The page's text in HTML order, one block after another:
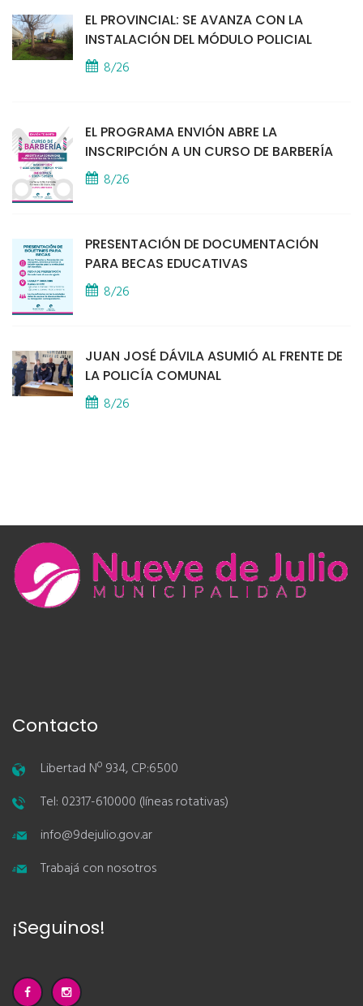
EL PROVINCIAL: SE AVANZA CON LA
INSTALACIÓN DEL MÓDULO POLICIAL
8/26
EL PROGRAMA ENVIÓN ABRE LA
INSCRIPCIÓN A UN CURSO DE BARBERÍA
8/26
PRESENTACIÓN DE DOCUMENTACIÓN
PARA BECAS EDUCATIVAS
8/26
JUAN JOSÉ DÁVILA ASUMIÓ AL FRENTE DE
LA POLICÍA COMUNAL
8/26
Contacto
Libertad Nº 934, CP:6500
Tel: 02317-610000 (líneas rotativas)
info@9dejulio.gov.ar
Trabajá con nosotros
¡Seguinos!